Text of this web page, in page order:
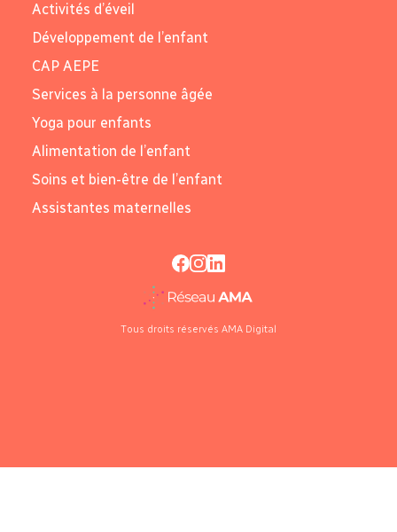
Activités d’éveil
Développement de l’enfant
CAP AEPE
Services à la personne âgée
Yoga pour enfants
Alimentation de l’enfant
Soins et bien-être de l’enfant
Assistantes maternelles
Tous droits réservés AMA Digital